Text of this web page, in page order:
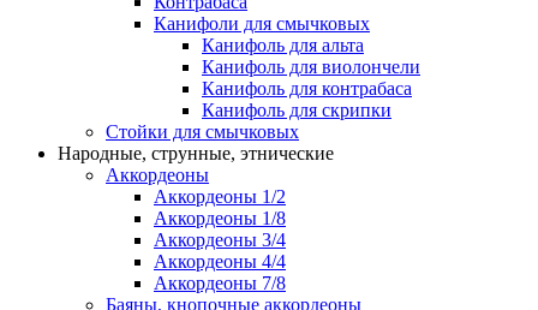
Канифоли для смычковых
Канифоль для альта
Канифоль для виолончели
Канифоль для контрабаса
Канифоль для скрипки
Стойки для смычковых
Народные, струнные, этнические
Аккордеоны
Аккордеоны 1/2
Аккордеоны 1/8
Аккордеоны 3/4
Аккордеоны 4/4
Аккордеоны 7/8
Баяны, кнопочные аккордеоны